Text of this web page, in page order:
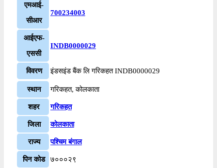
एमआई-
सीआर
700234003
आईएफ-
एससी
INDB0000029
विवरण इंडसइंड बैंक लि गरिकहत INDB0000029
स्थान गरिकहत, कोलकाता
शहर गरिकहत
जिला कोलकाता
राज्य पश्चिम बंगाल
पिन कोड ७०००२९